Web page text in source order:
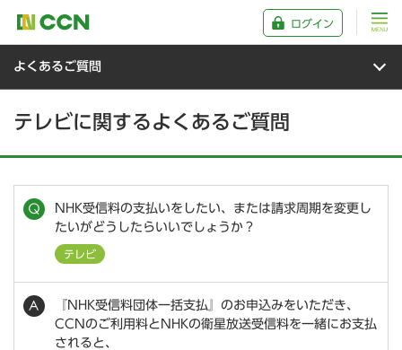
ログイン
よくあるご質問
テレビに関するよくあるご質問
NHK受信料の支払いをしたい、または請求周期を変更し
たいがどうしたらいいでしょうか？
テレビ
『NHK受信料団体一括支払』のお申込みをいただき、
CCNのご利用料とNHKの衛星放送受信料を一緒にお支払
されると、